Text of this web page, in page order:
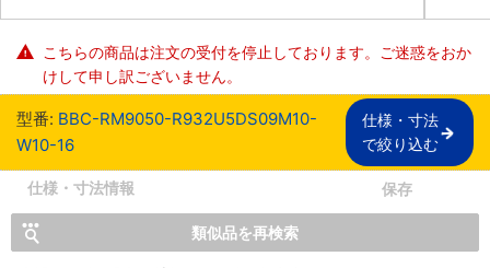
こちらの商品は注文の受付を停止しております。ご迷惑をおか
けして申し訳ございません。
型番: BBC-RM9050-R932U5DS09M10-
W10-16
仕様・寸法
で絞り込む
仕様・寸法情報 保存
類似品を再検索